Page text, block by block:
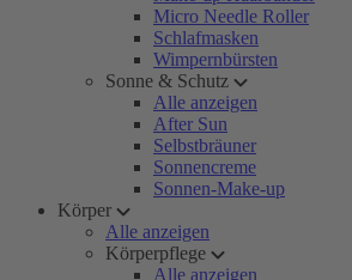
Micro Needle Roller
Schlafmasken
Wimpernbürsten
Sonne & Schutz
Alle anzeigen
After Sun
Selbstbräuner
Sonnencreme
Sonnen-Make-up
Körper
Alle anzeigen
Körperpflege
Alle anzeigen